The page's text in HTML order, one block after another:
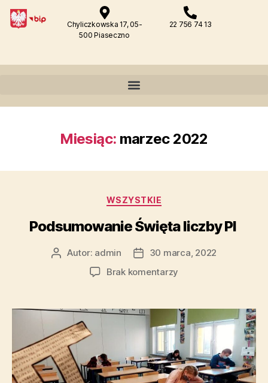
Chyliczkowska 17, 05-
500 Piaseczno
22 756 74 13
Miesiąc: marzec 2022
WSZYSTKIE
Podsumowanie Święta liczby PI
Autor: admin
30 marca, 2022
Brak komentarzy